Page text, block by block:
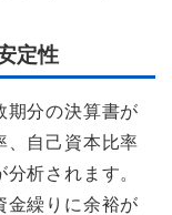
定性
期分の決算書が
、自己資本比率
析されます。
金繰りに余裕が